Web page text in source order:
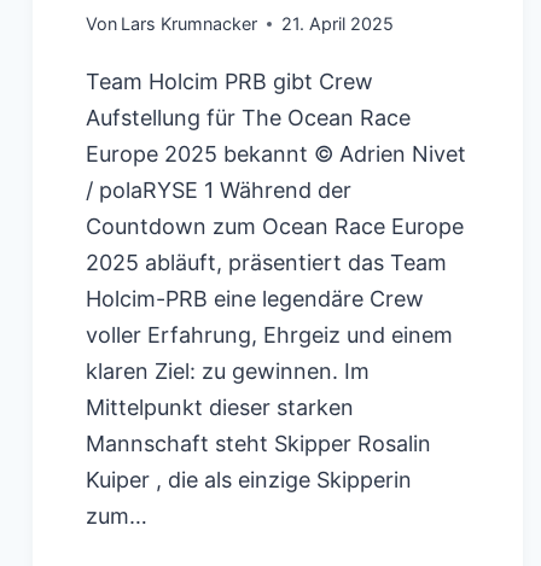
Von Lars Krumnacker 21. April 2025
Team Holcim PRB gibt Crew
Aufstellung für The Ocean Race
Europe 2025 bekannt © Adrien Nivet
/ polaRYSE 1 Während der
Countdown zum Ocean Race Europe
2025 abläuft, präsentiert das Team
Holcim-PRB eine legendäre Crew
voller Erfahrung, Ehrgeiz und einem
klaren Ziel: zu gewinnen. Im
Mittelpunkt dieser starken
Mannschaft steht Skipper Rosalin
Kuiper , die als einzige Skipperin
zum…